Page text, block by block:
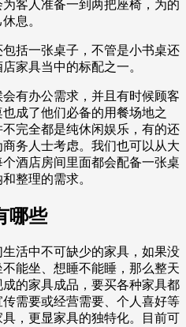
客人准备一到两把座椅，为的
息。
括一张桌子，不管是小书桌还
家具当中的标配之一。
有办公需求，并且有时候顾客
成了他们必备的用餐场地之
完全都是纯休闲娱乐，有的还
务人士考虑。我们也可以从大
酒店房间里面都会配备一张桌
整理的需求。
哪些
活中不可缺少的家具，如果没
能坐、想睡不能睡，那么整天
的家具成品，要买各种家具都
需要或经营需要、个人喜好等
，更显家具的独特化。目前可